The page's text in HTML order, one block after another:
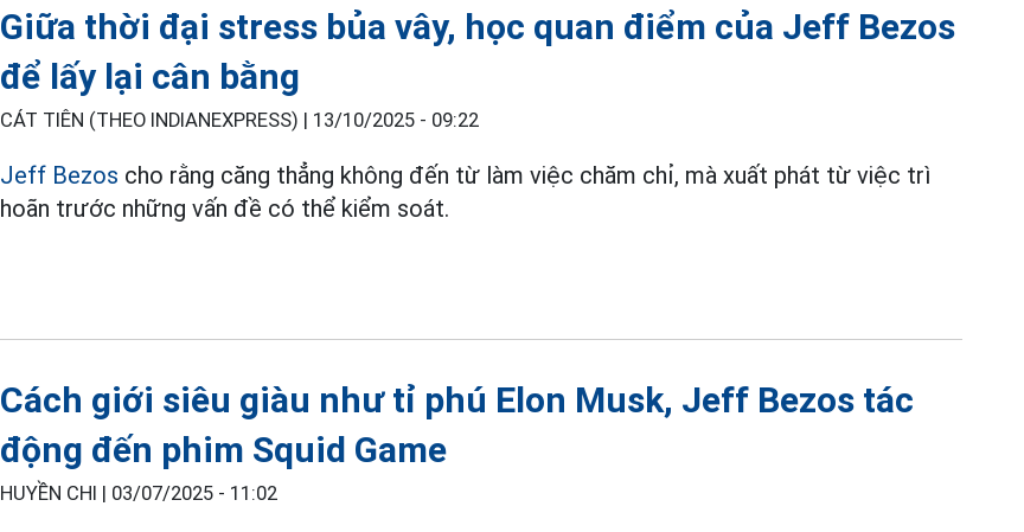
Giữa thời đại stress bủa vây, học quan điểm của Jeff Bezos
để lấy lại cân bằng
CÁT TIÊN (THEO INDIANEXPRESS) | 13/10/2025 - 09:22
Jeff Bezos cho rằng căng thẳng không đến từ làm việc chăm chỉ, mà xuất phát từ việc trì
hoãn trước những vấn đề có thể kiểm soát.
Cách giới siêu giàu như tỉ phú Elon Musk, Jeff Bezos tác
động đến phim Squid Game
HUYỀN CHI | 03/07/2025 - 11:02